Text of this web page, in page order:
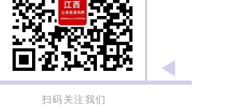
扫码关注我们